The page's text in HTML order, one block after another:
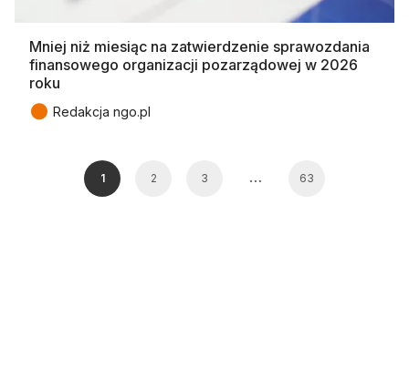
Mniej niż miesiąc na zatwierdzenie sprawozdania
finansowego organizacji pozarządowej w 2026
roku
● Redakcja ngo.pl
1 2 3 … 63